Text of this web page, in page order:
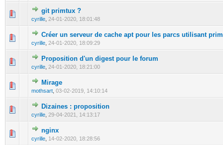
git primtux ?
cyrille 24-01-2020, 18:01:48
0 Votes - 0 sur 5 en moyenne
Créer un serveur de cache apt pour les parcs utilisant
cyrille 24-01-2020, 18:09:29
0 Votes - 0 sur 5 en moyenne
12345
Proposition d'un digest pour le forum
cyrille 24-01-2020, 18:21:00
0 Votes - 0 sur 5 en moyenne
123 45
Mirage
mothsart 03-02-2019, 14:10:14
0 Votes - 0 sur 5 en moyenne
Dizaines : proposition
cyrille 29-04-2021, 14:13:17
0 Votes - 0 sur 5 en moyenne
12
nginx
cyrille 14-02-2020, 18:28:56
0 Votes - 0 sur 5 en moyenne